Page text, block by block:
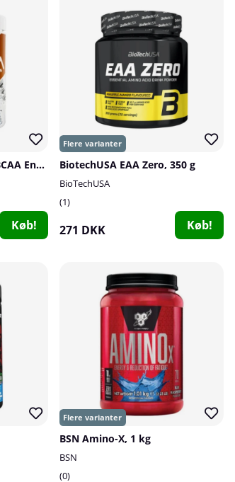
Swedish Supplements BCAA Engine 4:1:1
Køb!
BiotechUSA EAA Zero, 350 g
BioTechUSA
1
271 DKK Køb!
BSN Amino-X, 1 kg
BSN
0